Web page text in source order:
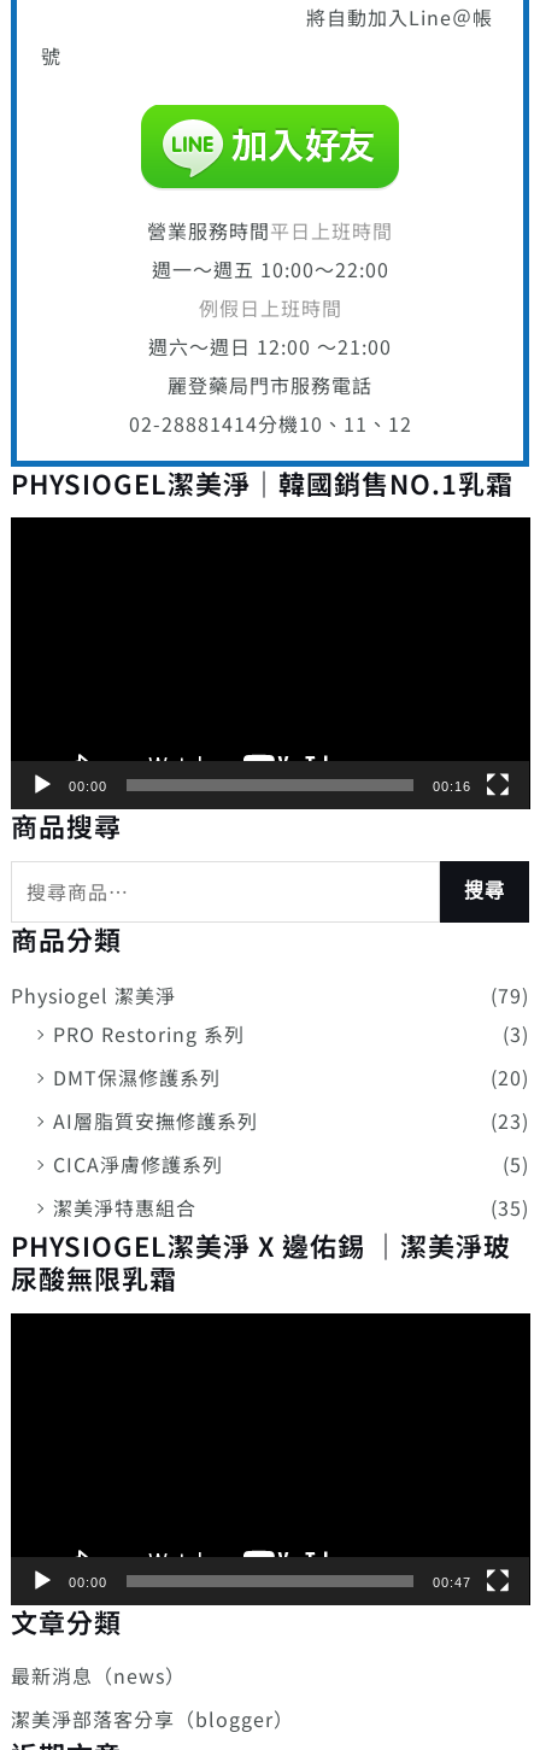
將自動加入Line＠帳
號
營業服務時間平日上班時間
週一～週五 10:00～22:00
例假日上班時間
週六～週日 12:00 ～21:00
麗登藥局門市服務電話
02-28881414分機10、11、12
PHYSIOGEL潔美淨｜韓國銷售NO.1乳霜
00:00 00:16
商品搜尋
搜尋
商品分類
Physiogel 潔美淨
(79)
PRO Restoring 系列
(3)
DMT保濕修護系列
(20)
AI層脂質安撫修護系列
(23)
CICA淨膚修護系列
(5)
潔美淨特惠組合
(35)
PHYSIOGEL潔美淨 X 邊佑錫 ｜潔美淨玻
尿酸無限乳霜
00:00 00:47
文章分類
最新消息（news）
潔美淨部落客分享（blogger）